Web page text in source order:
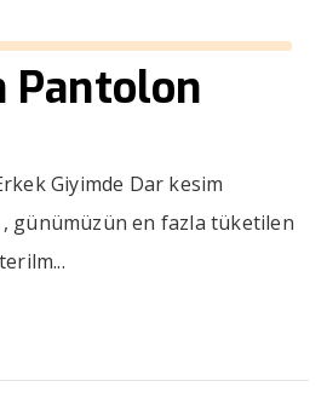
Pantolon
Giyimde Dar kesim
günümüzün en fazla tüketilen